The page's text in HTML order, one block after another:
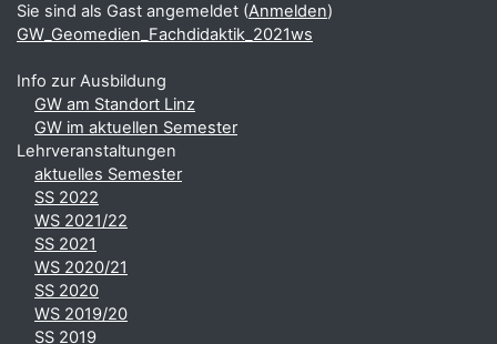
Sie sind als Gast angemeldet (Anmelden)
GW_Geomedien_Fachdidaktik_2021ws
Info zur Ausbildung
GW am Standort Linz
GW im aktuellen Semester
Lehrveranstaltungen
aktuelles Semester
SS 2022
WS 2021/22
SS 2021
WS 2020/21
SS 2020
WS 2019/20
SS 2019